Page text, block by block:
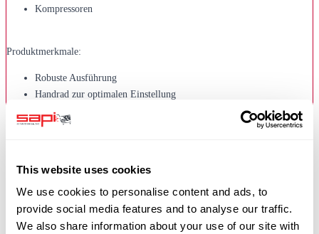
This website uses cookies
We use cookies to personalise content and ads, to
provide social media features and to analyse our traffic.
We also share information about your use of our site with
Kompressoren
Produktmerkmale:
Robuste Ausführung
Handrad zur optimalen Einstellung
Kunststoffbehälter
Einstellbarer Druckbereich 0,5 - 16 bar
Temperaturbereich 0°C bis max. 50°C
Filtereinsatz 40 µm